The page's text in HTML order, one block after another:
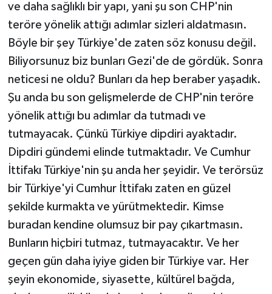
ve daha sağlıklı bir yapı, yani şu son CHP'nin
teröre yönelik attığı adımlar sizleri aldatmasın.
Böyle bir şey Türkiye'de zaten söz konusu değil.
Biliyorsunuz biz bunları Gezi'de de gördük. Sonra
neticesi ne oldu? Bunları da hep beraber yaşadık.
Şu anda bu son gelişmelerde de CHP'nin teröre
yönelik attığı bu adımlar da tutmadı ve
tutmayacak. Çünkü Türkiye dipdiri ayaktadır.
Dipdiri gündemi elinde tutmaktadır. Ve Cumhur
İttifakı Türkiye'nin şu anda her şeyidir. Ve terörsüz
bir Türkiye'yi Cumhur İttifakı zaten en güzel
şekilde kurmakta ve yürütmektedir. Kimse
buradan kendine olumsuz bir pay çıkartmasın.
Bunların hiçbiri tutmaz, tutmayacaktır. Ve her
geçen gün daha iyiye giden bir Türkiye var. Her
şeyin ekonomide, siyasette, kültürel bağda,